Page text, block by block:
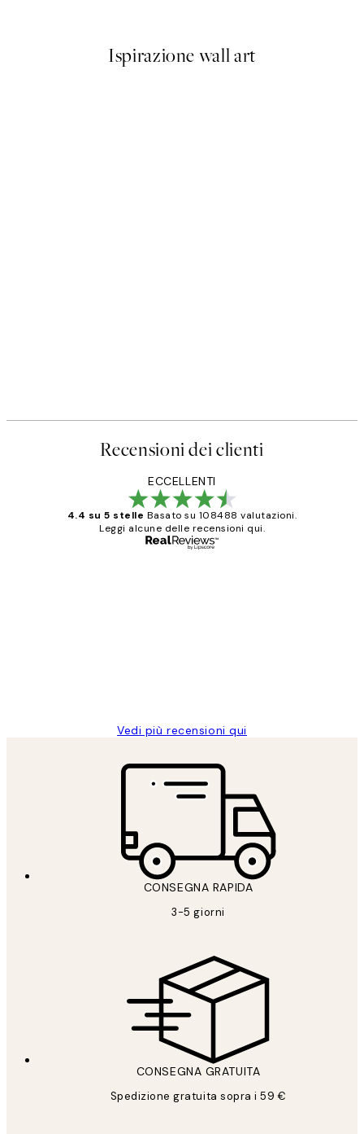
Ispirazione wall art
Recensioni dei clienti
ECCELLENTI
4.4 su 5 stelle Basato su 108488 valutazioni.
Leggi alcune delle recensioni qui.
Vedi più recensioni qui
CONSEGNA RAPIDA
3-5 giorni
CONSEGNA GRATUITA
Spedizione gratuita sopra i 59 €